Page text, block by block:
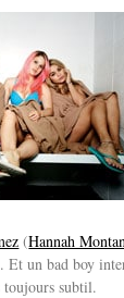
(Hannah
Et un bad boy
toujours subtil.